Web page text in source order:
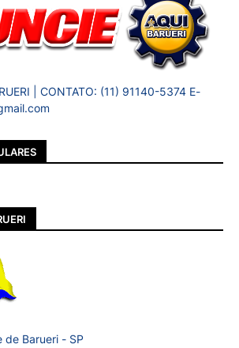
| CONTATO: (11) 91140-5374 E-
de Barueri - SP